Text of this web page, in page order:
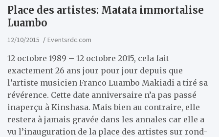
Place des artistes: Matata immortalise
Luambo
12/10/2015 Eventsrdc.com
12 octobre 1989 – 12 octobre 2015, cela fait
exactement 26 ans jour pour jour depuis que
l’artiste musicien Franco Luambo Makiadi a tiré sa
révérence. Cette date anniversaire n’a pas passé
inaperçu à Kinshasa. Mais bien au contraire, elle
restera à jamais gravée dans les annales car elle a
vu l’inauguration de la place des artistes sur rond-